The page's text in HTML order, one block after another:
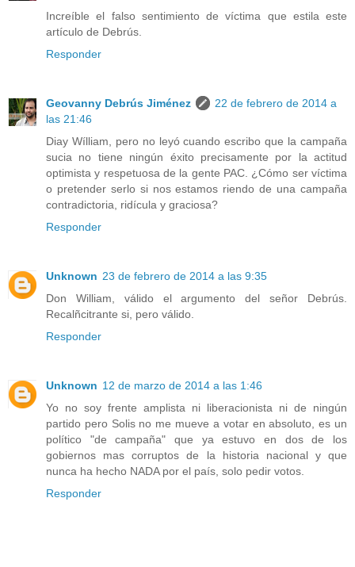
Increíble el falso sentimiento de víctima que estila este
artículo de Debrús.
Responder
Geovanny Debrús Jiménez
22 de febrero de 2014 a
las 21:46
Diay Wílliam, pero no leyó cuando escribo que la campaña
sucia no tiene ningún éxito precisamente por la actitud
optimista y respetuosa de la gente PAC. ¿Cómo ser víctima
o pretender serlo si nos estamos riendo de una campaña
contradictoria, ridícula y graciosa?
Responder
Unknown 23 de febrero de 2014 a las 9:35
Don William, válido el argumento del señor Debrús.
Recalñcitrante si, pero válido.
Responder
Unknown 12 de marzo de 2014 a las 1:46
Yo no soy frente amplista ni liberacionista ni de ningún
partido pero Solis no me mueve a votar en absoluto, es un
político "de campaña" que ya estuvo en dos de los
gobiernos mas corruptos de la historia nacional y que
nunca ha hecho NADA por el país, solo pedir votos.
Responder